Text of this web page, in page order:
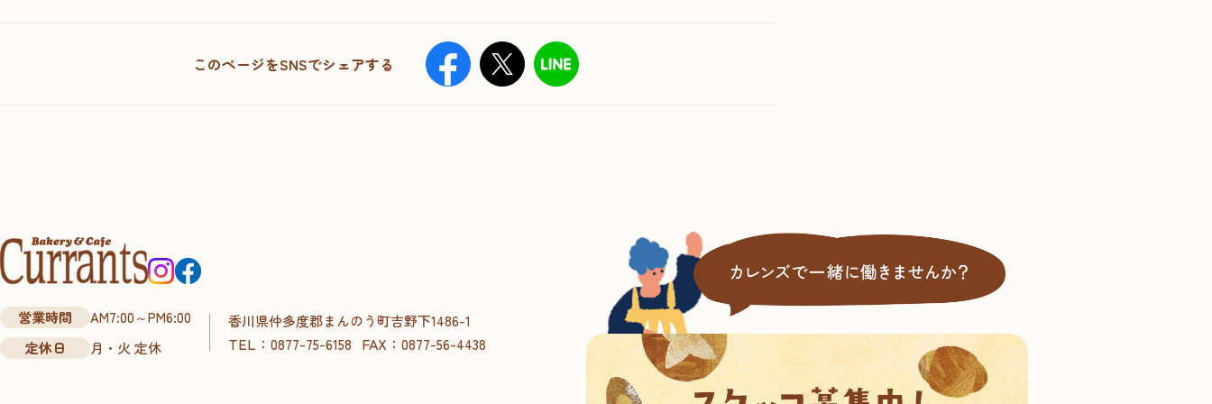
このページをSNSでシェアする
営業時間
AM7:00～PM6:00
定休日
月・火 定休
香川県仲多度郡まんのう町吉野下1486-1
TEL： 0877-75-6158 FAX： 0877-56-4438